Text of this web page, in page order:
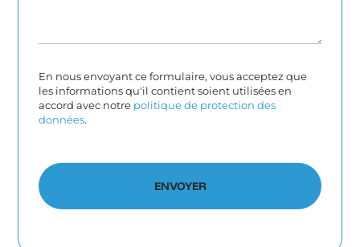
En nous envoyant ce formulaire, vous acceptez que
les informations qu'il contient soient utilisées en
accord avec notre politique de protection des
données.